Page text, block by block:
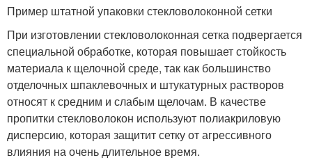
Пример штатной упаковки стекловолоконной сетки
При изготовлении стекловолоконная сетка подвергается
специальной обработке, которая повышает стойкость
материала к щелочной среде, так как большинство
отделочных шпаклевочных и штукатурных растворов
относят к средним и слабым щелочам. В качестве
пропитки стекловолокон используют полиакриловую
дисперсию, которая защитит сетку от агрессивного
влияния на очень длительное время.